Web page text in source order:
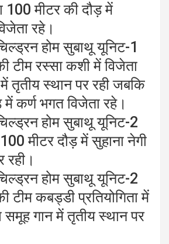
100 मीटर की दौड़ में
रहे।
होम सुबाथू यूनिट-1
टीम रस्सा कशी में विजेता
तृतीय स्थान पर रही जबकि
में कर्ण भगत विजेता रहे।
होम सुबाथू यूनिट-2
मीटर दौड़ में सुहाना नेगी
रही।
होम सुबाथू यूनिट-2
टीम कबड्डी प्रतियोगिता में
समूह गान में तृतीय स्थान पर